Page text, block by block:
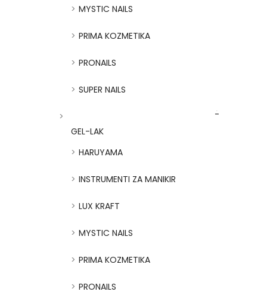
MYSTIC NAILS
PRIMA KOZMETIKA
PRONAILS
SUPER NAILS
GEL-LAK
HARUYAMA
INSTRUMENTI ZA MANIKIR
LUX KRAFT
MYSTIC NAILS
PRIMA KOZMETIKA
PRONAILS